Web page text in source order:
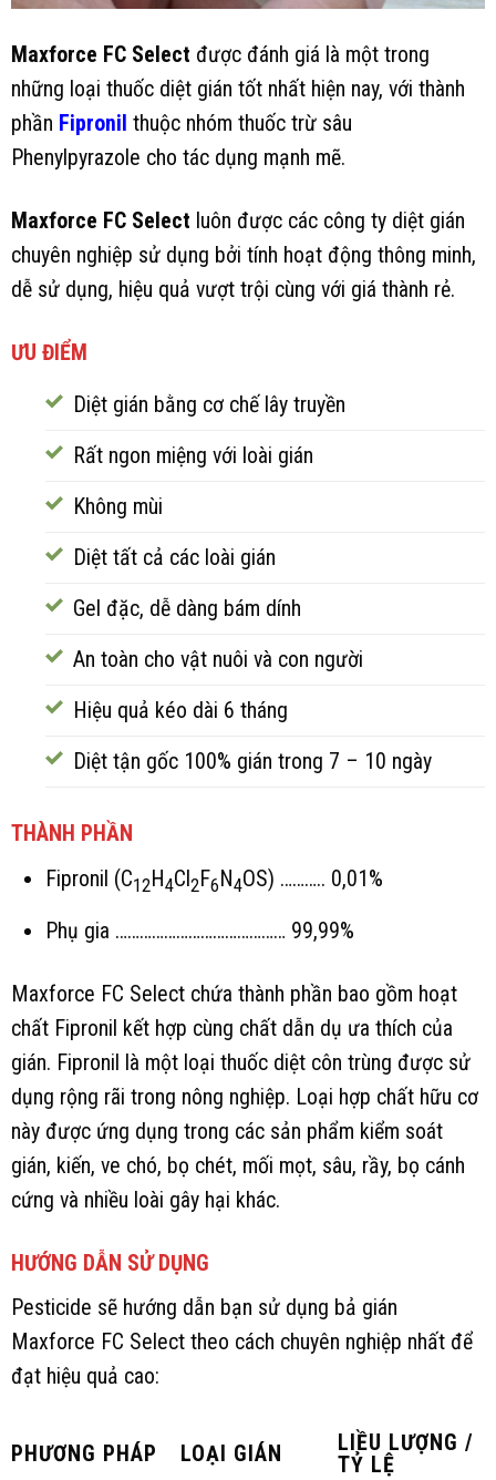
Maxforce FC Select được đánh giá là một trong
những loại thuốc diệt gián tốt nhất hiện nay, với thành
phần Fipronil thuộc nhóm thuốc trừ sâu
Phenylpyrazole cho tác dụng mạnh mẽ.
Maxforce FC Select luôn được các công ty diệt gián
chuyên nghiệp sử dụng bởi tính hoạt động thông minh,
dễ sử dụng, hiệu quả vượt trội cùng với giá thành rẻ.
ƯU ĐIỂM
Diệt gián bằng cơ chế lây truyền
Rất ngon miệng với loài gián
Không mùi
Diệt tất cả các loài gián
Gel đặc, dễ dàng bám dính
An toàn cho vật nuôi và con người
Hiệu quả kéo dài 6 tháng
Diệt tận gốc 100% gián trong 7 – 10 ngày
THÀNH PHẦN
Fipronil (C12H4Cl 2F6 N4OS) ……….. 0,01%
Phụ gia …………………………………… 99,99%
Maxforce FC Select chứa thành phần bao gồm hoạt
chất Fipronil kết hợp cùng chất dẫn dụ ưa thích của
gián. Fipronil là một loại thuốc diệt côn trùng được sử
dụng rộng rãi trong nông nghiệp. Loại hợp chất hữu cơ
này được ứng dụng trong các sản phẩm kiểm soát
gián, kiến, ve chó, bọ chét, mối mọt, sâu, rầy, bọ cánh
cứng và nhiều loài gây hại khác.
HƯỚNG DẪN SỬ DỤNG
Pesticide sẽ hướng dẫn bạn sử dụng bả gián
Maxforce FC Select theo cách chuyên nghiệp nhất để
đạt hiệu quả cao:
PHƯƠNG PHÁP LOẠI GIÁN
LIỀU LƯỢNG /
TỶ LỆ